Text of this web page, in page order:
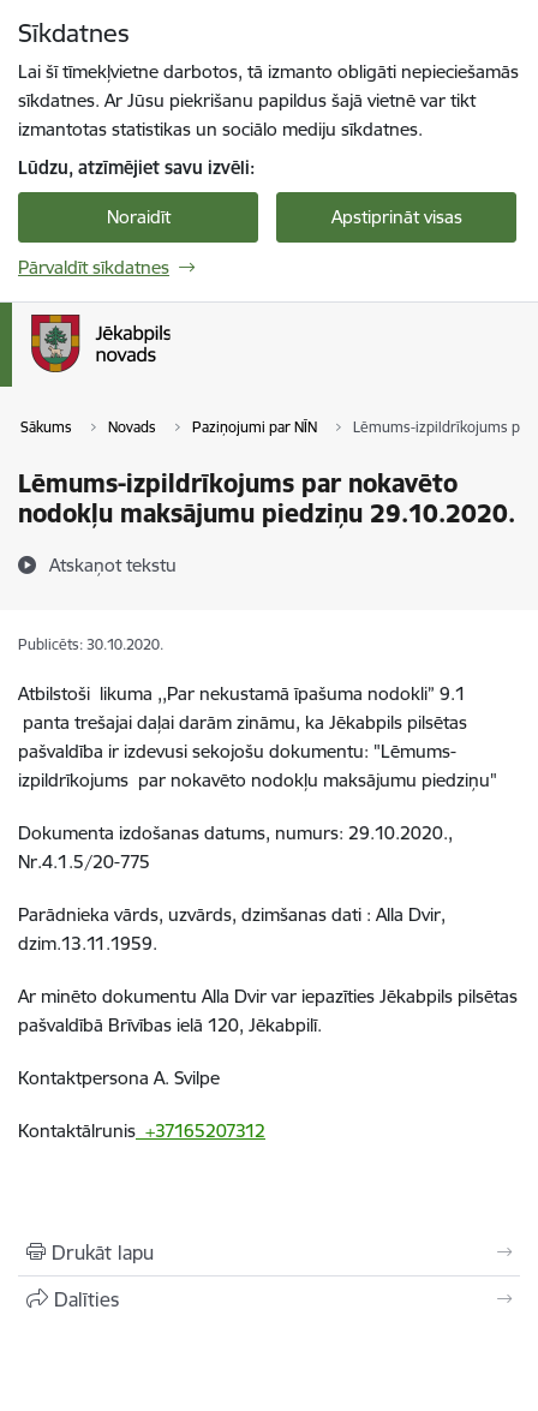
Sīkdatnes
Lai šī tīmekļvietne darbotos, tā izmanto obligāti nepieciešamās
sīkdatnes. Ar Jūsu piekrišanu papildus šajā vietnē var tikt
izmantotas statistikas un sociālo mediju sīkdatnes.
Lūdzu, atzīmējiet savu izvēli:
Noraidīt Apstiprināt visas
Pārvaldīt sīkdatnes
Sākums Novads Paziņojumi par NĪN Lēmums-izpildrīkojums par
Lēmums-izpildrīkojums par nokavēto
nodokļu maksājumu piedziņu 29.10.2020.
Atskaņot tekstu
Publicēts: 30.10.2020.
Atbilstoši likuma ,,Par nekustamā īpašuma nodokli” 9.1
panta trešajai daļai darām zināmu, ka Jēkabpils pilsētas
pašvaldība ir izdevusi sekojošu dokumentu: "Lēmums-
izpildrīkojums par nokavēto nodokļu maksājumu piedziņu"
Dokumenta izdošanas datums, numurs: 29.10.2020.,
Nr.4.1.5/20-775
Parādnieka vārds, uzvārds, dzimšanas dati : Alla Dvir,
dzim.13.11.1959.
Ar minēto dokumentu Alla Dvir var iepazīties Jēkabpils pilsētas
pašvaldībā Brīvības ielā 120, Jēkabpilī.
Kontaktpersona A. Svilpe
Kontaktālrunis +37165207312
Drukāt lapu
Dalīties